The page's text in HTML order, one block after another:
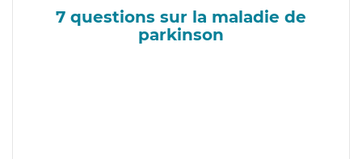
7 questions sur la maladie de
parkinson